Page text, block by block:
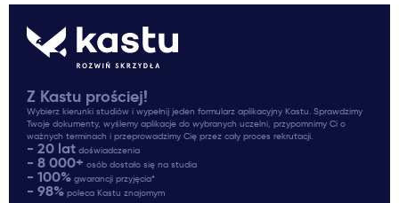
Z Kastu prościej!
Wybierz kierunki studiów i wypełnij jeden formularz aplikacyjny Kastu. Sprawdzimy
Twoje dokumenty, wyślemy aplikacje do wybranych uczelni, przypomnimy Ci o
ważnych terminach i przeprowadzimy Cię przez cały proces rekrutacji.
- 20 lat doświadczenia
- 8 000+ osób dostało się na studia
- 100% gwarancji przyjęcia*
- 98% poleca Kastu znajomym